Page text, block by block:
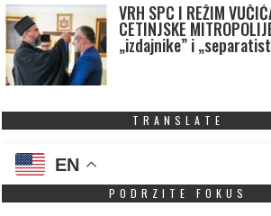
VRH SPC I REŽIM
CETINJSKE
„izdajnike” i
TRANSLATE
EN
PODRZITE FOKUS